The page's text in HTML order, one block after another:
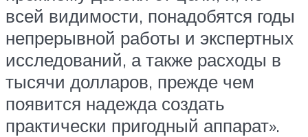
всей видимости, понадобятся годы
непрерывной работы и экспертных
исследований, а также расходы в
тысячи долларов, прежде чем
появится надежда создать
практически пригодный аппарат».